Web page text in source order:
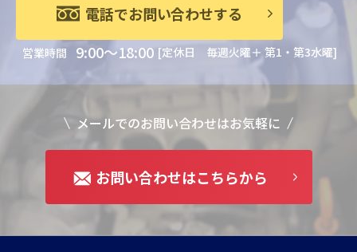
電話でお問い合わせする
営業時間 9:00～18:00 [定休日 毎週火曜＋ 第1・第3水曜]
メールでのお問い合わせはお気軽に
お問い合わせはこちらから